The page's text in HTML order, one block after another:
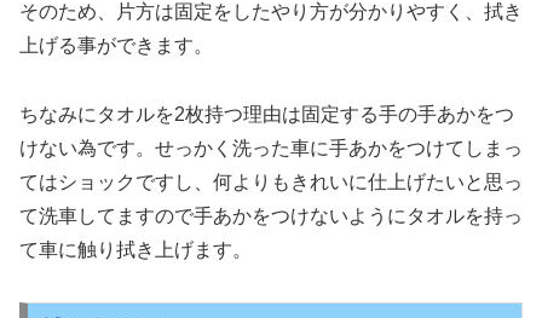
そのため、片方は固定をしたやり方が分かりやすく、拭き
上げる事ができます。
ちなみにタオルを2枚持つ理由は固定する手の手あかをつ
けない為です。せっかく洗った車に手あかをつけてしまっ
てはショックですし、何よりもきれいに仕上げたいと思っ
て洗車してますので手あかをつけないようにタオルを持っ
て車に触り拭き上げます。